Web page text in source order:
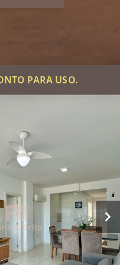
PARA USO.